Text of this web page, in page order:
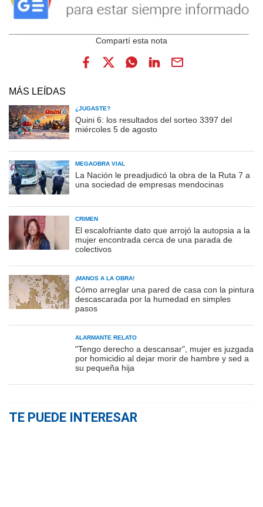
MÁS LEÍDAS
¿JUGASTE?
Quini 6: los resultados del sorteo 3397 del
miércoles 5 de agosto
MEGAOBRA VIAL
La Nación le preadjudicó la obra de la Ruta 7 a
una sociedad de empresas mendocinas
CRIMEN
El escalofriante dato que arrojó la autopsia a la
mujer encontrada cerca de una parada de
colectivos
¡MANOS A LA OBRA!
Cómo arreglar una pared de casa con la pintura
descascarada por la humedad en simples
pasos
ALARMANTE RELATO
"Tengo derecho a descansar", mujer es juzgada
por homicidio al dejar morir de hambre y sed a
su pequeña hija
TE PUEDE INTERESAR